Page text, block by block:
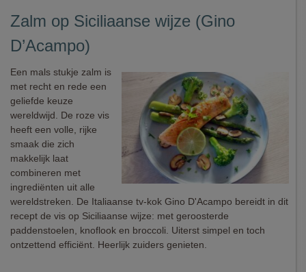
Zalm op Siciliaanse wijze (Gino
D’Acampo)
Een mals stukje zalm is
met recht en rede een
geliefde keuze
wereldwijd. De roze vis
heeft een volle, rijke
smaak die zich
makkelijk laat
combineren met
ingrediënten uit alle
wereldstreken. De Italiaanse tv-kok Gino D'Acampo bereidt in dit
recept de vis op Siciliaanse wijze: met geroosterde
paddenstoelen, knoflook en broccoli. Uiterst simpel en toch
ontzettend efficiënt. Heerlijk zuiders genieten.